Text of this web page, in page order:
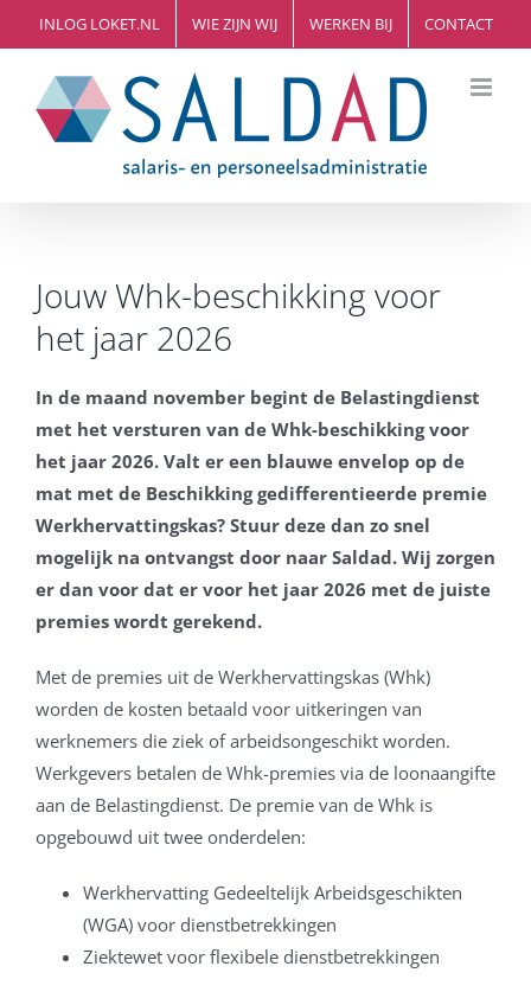
naar
inhoud
INLOG LOKET.NL WIE ZIJN WIJ WERKEN BIJ CONTACT
Jouw Whk-beschikking voor
het jaar 2026
In de maand november begint de Belastingdienst
met het versturen van de Whk-beschikking voor
het jaar 2026. Valt er een blauwe envelop op de
mat met de Beschikking gedifferentieerde premie
Werkhervattingskas? Stuur deze dan zo snel
mogelijk na ontvangst door naar Saldad. Wij zorgen
er dan voor dat er voor het jaar 2026 met de juiste
premies wordt gerekend.
Met de premies uit de Werkhervattingskas (Whk)
worden de kosten betaald voor uitkeringen van
werknemers die ziek of arbeidsongeschikt worden.
Werkgevers betalen de Whk-premies via de loonaangifte
aan de Belastingdienst. De premie van de Whk is
opgebouwd uit twee onderdelen:
Werkhervatting Gedeeltelijk Arbeidsgeschikten
(WGA) voor dienstbetrekkingen
Ziektewet voor flexibele dienstbetrekkingen